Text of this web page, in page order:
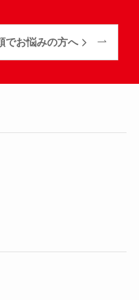
でお悩みの方へ